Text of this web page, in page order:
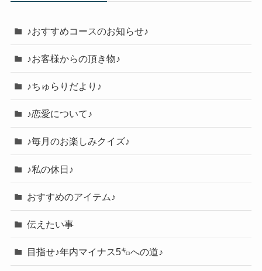
♪おすすめコースのお知らせ♪
♪お客様からの頂き物♪
♪ちゅらりだより♪
♪恋愛について♪
♪毎月のお楽しみクイズ♪
♪私の休日♪
おすすめのアイテム♪
伝えたい事
目指せ♪年内マイナス5㌔への道♪